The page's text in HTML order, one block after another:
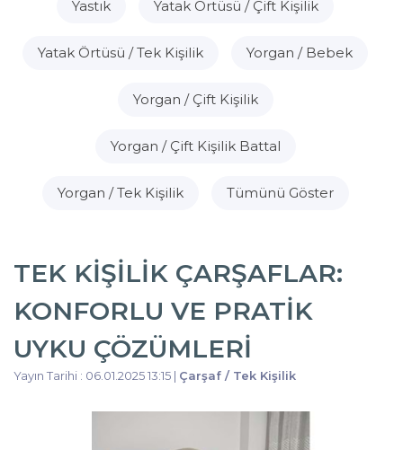
Yastık Yatak Örtüsü / Çift Kişilik
Yatak Örtüsü / Tek Kişilik Yorgan / Bebek
Yorgan / Çift Kişilik
Yorgan / Çift Kişilik Battal
Yorgan / Tek Kişilik Tümünü Göster
TEK KIŞILIK ÇARŞAFLAR:
KONFORLU VE PRATIK
UYKU ÇÖZÜMLERI
Yayın Tarihi : 06.01.2025 13:15 | Çarşaf / Tek Kişilik